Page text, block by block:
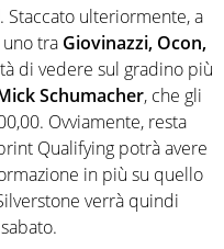
. Staccato ulteriormente, a
tra Giovinazzi, Ocon,
di vedere sul gradino più
Schumacher, che gli
Ovviamente, resta
Qualifying potrà avere
in più su quello
verrà quindi